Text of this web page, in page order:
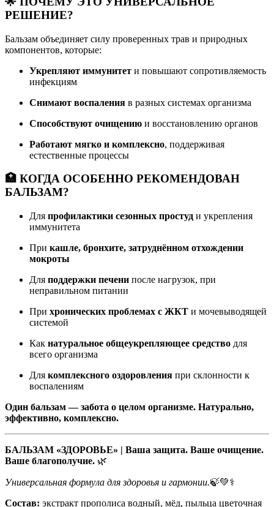
РЕШЕНИЕ?
Бальзам объединяет силу проверенных трав и природных
компонентов, которые:
Укрепляют иммунитет и повышают сопротивляемость
инфекциям
Снимают воспаления в разных системах организма
Способствуют очищению и восстановлению органов
Работают мягко и комплексно, поддерживая
естественные процессы
🏥 КОГДА ОСОБЕННО РЕКОМЕНДОВАН
БАЛЬЗАМ?
Для профилактики сезонных простуд и укрепления
иммунитета
При кашле, бронхите, затруднённом отхождении
мокроты
Для поддержки печени после нагрузок, при
неправильном питании
При хронических проблемах с ЖКТ и мочевыводящей
системой
Как натуральное общеукрепляющее средство для
всего организма
Для комплексного оздоровления при склонности к
воспалениям
Один бальзам — забота о целом организме. Натурально,
эффективно, комплексно.
БАЛЬЗАМ «ЗДОРОВЬЕ» | Ваша защита. Ваше очищение.
Ваше благополучие. 🌿
Универсальная формула для здоровья и гармонии.🍃💚⚕️
Состав: экстракт прополиса водный, мёд, пыльца цветочная